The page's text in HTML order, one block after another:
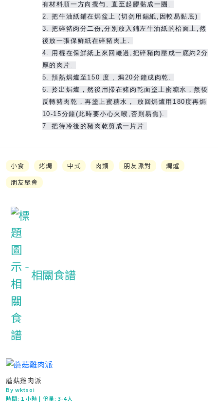
有材料順一方向攪勻, 直至起膠黏成一團.
2. 把牛油紙鋪在焗盆上 (切勿用錫紙,因較易黏底)
3. 把碎豬肉分二份,分別放入鋪左牛油紙的枱面上,然
後放一張保鮮紙在碎豬肉上.
4. 用棍在保鮮紙上來回轆過,把碎豬肉壓成一底約2分
厚的肉片.
5. 預熱焗爐至150 度 , 焗20分鐘成肉乾.
6. 拎出焗爐，然後用掃在豬肉乾面塗上蜜糖水，然後
反轉豬肉乾，再塗上蜜糖水， 放回焗爐用180度再焗
10-15分鐘(此時要小心火喉,否則易焦).
7. 把待冷後的豬肉乾剪成一片片.
小食 烤焗 中式 肉類 朋友派對
焗爐
朋友聚會
相關食譜
蘑菇雞肉派
By wktsoi
時間: 1 小時| 份量: 3-4人